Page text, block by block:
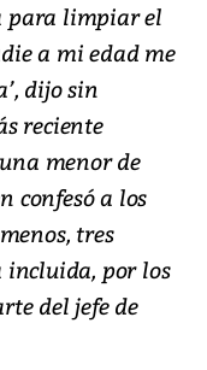
para limpiar el
a mi edad me
dijo sin
reciente
menor de
confesó a los
tres
incluida, por los
del jefe de